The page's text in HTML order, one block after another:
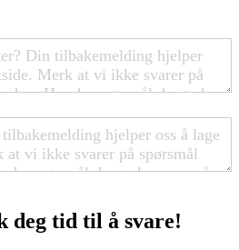
deg tid til å svare!